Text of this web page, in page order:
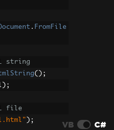
. FromFile
string
();
);
file
); VB C#